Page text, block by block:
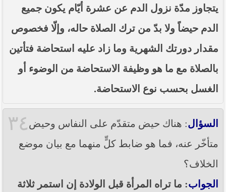
يتجاوز مدّة نزول الدم عن عشرة أيّام يكون جميع
الدم حيضاً ولا بدّ من ترك الصلاة حاله، وإلّا فخصوص
مقدار دورتك الشهرية وما زاد عليه استحاضة فتأتين
بالصلاة مع ما هو وظيفة الاستحاضة من الوضوء أو
الغسل بحسب نوع الاستحاضة.
٣٤ السؤال: هناك حيض متقدّم على النفاس وحيض
متأخّر عنه، فما هو ضابط كلٍّ منهما مع بيان موضع
الخلاف؟
الجواب: ما تراه المرأة قبل الولادة إن استمر ثلاثة